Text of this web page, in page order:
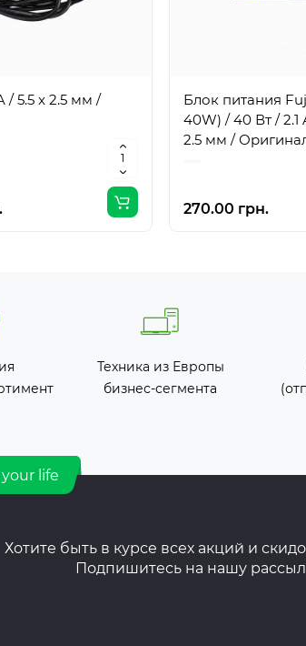
/ 5.5 x 2.5 мм /
Блок питания
40W) / 40 Вт / 2.1
2.5 мм /
270.00 грн.
Техника из Европы
бизнес-сегмента
life
Хотите быть в курсе всех акций и
Подпишитесь на нашу